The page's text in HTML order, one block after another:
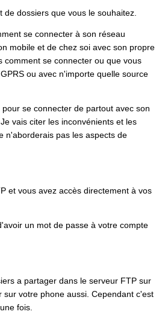
de dossiers que vous le souhaitez.
se connecter à son réseau
mobile et de chez soi avec son propre
comment se connecter ou que vous
ou avec n'importe quelle source
se connecter de partout avec son
vais citer les inconvénients et les
n'aborderais pas les aspects de
et vous avez accès directement à vos
un mot de passe à votre compte
a partager dans le serveur FTP sur
sur votre phone aussi. Cependant c'est
fois.